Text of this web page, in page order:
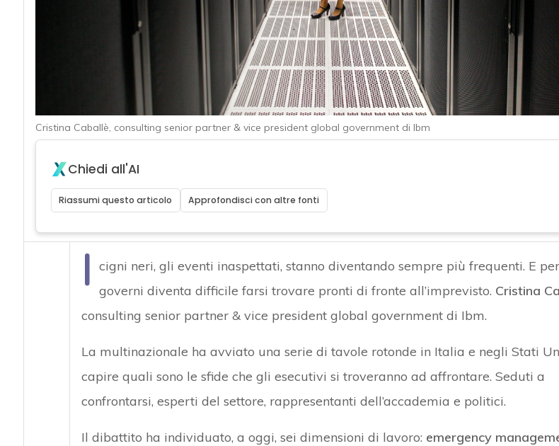
Cristina Caballè, consulting senior partner & vice president global government di Ibm
Chiedi all'AI
Riassumi questo articolo Approfondisci con altre fonti
I cigni neri, gli eventi inaspettati, stanno diventando sempre più frequenti. E
governi diventa difficile farsi trovare pronti di fronte all’imprevisto. Cristina
consulting senior partner & vice president global government di Ibm.
La multinazionale ha avviato una serie di tavole rotonde in Italia e negli Stati
capire quali sono le sfide che gli esecutivi si troveranno ad affrontare. Seduti a
confrontarsi, esperti del settore, rappresentanti dell’accademia e politici.
Il dibattito ha individuato, a oggi, sei dimensioni di lavoro: emergency
A